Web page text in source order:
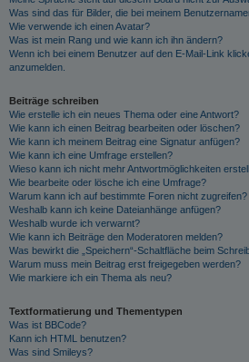
Was sind das für Bilder, die bei meinem
Wie verwende ich einen Avatar?
Was ist mein Rang und wie kann ich ihn ändern?
Wenn ich bei einem Benutzer auf den E-Mail-Link
anzumelden.
Beiträge schreiben
Wie erstelle ich ein neues Thema oder eine Antwort?
Wie kann ich einen Beitrag bearbeiten oder löschen?
Wie kann ich meinem Beitrag eine Signatur anfügen?
Wie kann ich eine Umfrage erstellen?
Wieso kann ich nicht mehr Antwortmöglichkeiten
Wie bearbeite oder lösche ich eine Umfrage?
Warum kann ich auf bestimmte Foren nicht zugreifen?
Weshalb kann ich keine Dateianhänge anfügen?
Weshalb wurde ich verwarnt?
Wie kann ich Beiträge den Moderatoren melden?
Was bewirkt die „Speichern“-Schaltfläche beim
Warum muss mein Beitrag erst freigegeben werden?
Wie markiere ich ein Thema als neu?
Textformatierung und Thementypen
Was ist BBCode?
Kann ich HTML benutzen?
Was sind Smileys?